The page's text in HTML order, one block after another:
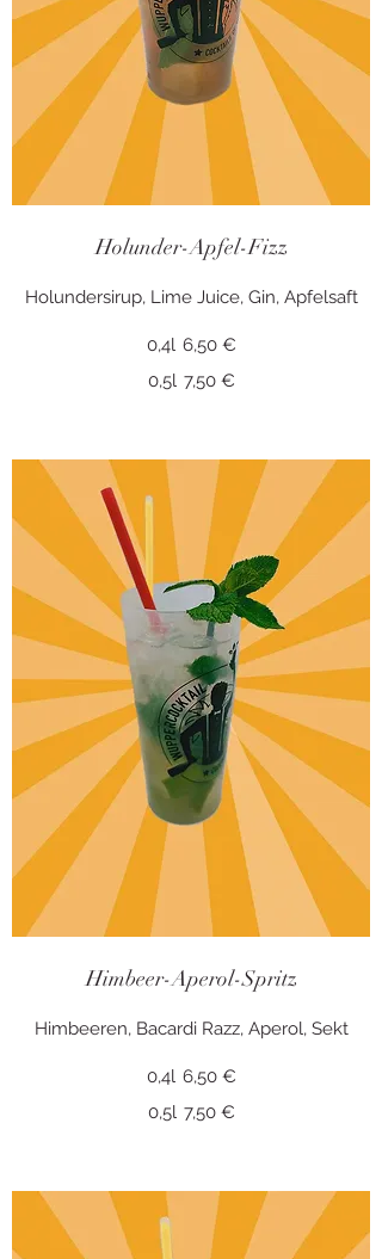
Holunder-Apfel-Fizz
Holundersirup, Lime Juice, Gin, Apfelsaft
0,4l 6,50 €
0,5l 7,50 €
Himbeer-Aperol-Spritz
Himbeeren, Bacardi Razz, Aperol, Sekt
0,4l 6,50 €
0,5l 7,50 €